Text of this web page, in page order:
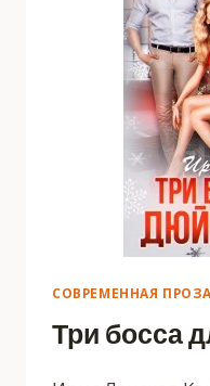
СОВРЕМЕННАЯ ПРОЗА
Три босса